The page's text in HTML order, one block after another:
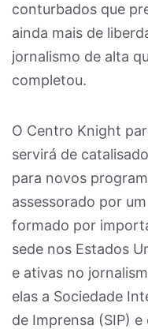
conturbados que
ainda mais de
jornalismo de alta
completou.
O Centro Knight
servirá de
para novos
assessorado por
formado por
sede nos Estados
e ativas no
elas a Sociedade
de Imprensa (SIP)